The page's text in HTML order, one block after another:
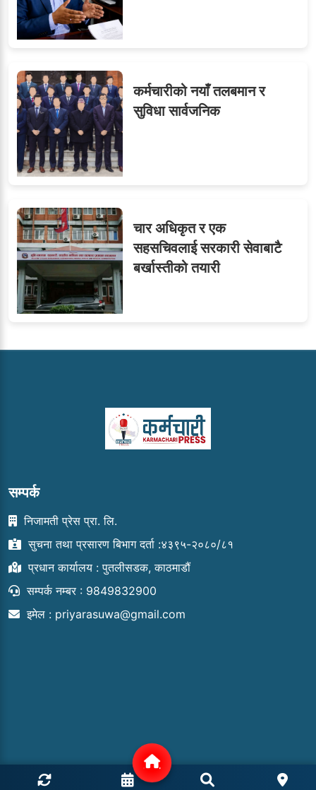
कर्मचारीको नयाँ तलबमान र
सुविधा सार्वजनिक
चार अधिकृत र एक
सहसचिवलाई सरकारी सेवाबाटै
बर्खास्तीको तयारी
सम्पर्क
निजामती प्रेस प्रा. लि.
सुचना तथा प्रसारण बिभाग दर्ता :४३९५-२०८०/८१
प्रधान कार्यालय : पुतलीसडक, काठमाडौं
सम्पर्क नम्बर : 9849832900
इमेल : priyarasuwa@gmail.com